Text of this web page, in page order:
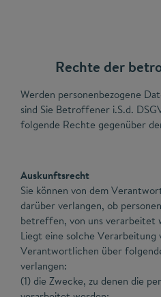
Rechte der
Werden personenbezogene
sind Sie Betroffener i.S.d.
folgende Rechte gegenüber
Auskunftsrecht
Sie können von dem
darüber verlangen, ob
betreffen, von uns verarbeitet
Liegt eine solche Verarbeitung
Verantwortlichen über
verlangen:
(1) die Zwecke, zu denen die